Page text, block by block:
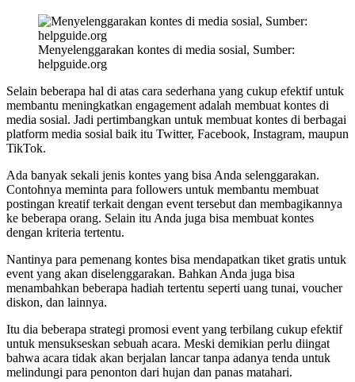
Menyelenggarakan kontes di media sosial, Sumber:
helpguide.org
Selain beberapa hal di atas cara sederhana yang cukup efektif untuk
membantu meningkatkan engagement adalah membuat kontes di
media sosial. Jadi pertimbangkan untuk membuat kontes di berbagai
platform media sosial baik itu Twitter, Facebook, Instagram, maupun
TikTok.
Ada banyak sekali jenis kontes yang bisa Anda selenggarakan.
Contohnya meminta para followers untuk membantu membuat
postingan kreatif terkait dengan event tersebut dan membagikannya
ke beberapa orang. Selain itu Anda juga bisa membuat kontes
dengan kriteria tertentu.
Nantinya para pemenang kontes bisa mendapatkan tiket gratis untuk
event yang akan diselenggarakan. Bahkan Anda juga bisa
menambahkan beberapa hadiah tertentu seperti uang tunai, voucher
diskon, dan lainnya.
Itu dia beberapa strategi promosi event yang terbilang cukup efektif
untuk mensukseskan sebuah acara. Meski demikian perlu diingat
bahwa acara tidak akan berjalan lancar tanpa adanya tenda untuk
melindungi para penonton dari hujan dan panas matahari.